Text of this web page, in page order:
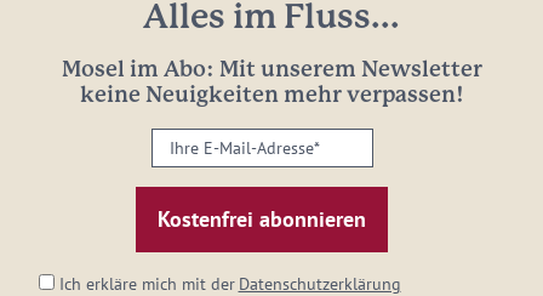
Alles im Fluss...
Mosel im Abo: Mit unserem Newsletter
keine Neuigkeiten mehr verpassen!
Ihre
E-
Mail-
Adresse:
Ich erkläre mich mit der Datenschutzerklärung